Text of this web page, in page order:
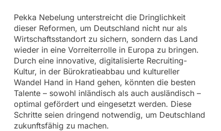
Pekka Nebelung unterstreicht die Dringlichkeit
dieser Reformen, um Deutschland nicht nur als
Wirtschaftsstandort zu sichern, sondern das Land
wieder in eine Vorreiterrolle in Europa zu bringen.
Durch eine innovative, digitalisierte Recruiting-
Kultur, in der Bürokratieabbau und kultureller
Wandel Hand in Hand gehen, könnten die besten
Talente – sowohl inländisch als auch ausländisch –
optimal gefördert und eingesetzt werden. Diese
Schritte seien dringend notwendig, um Deutschland
zukunftsfähig zu machen.